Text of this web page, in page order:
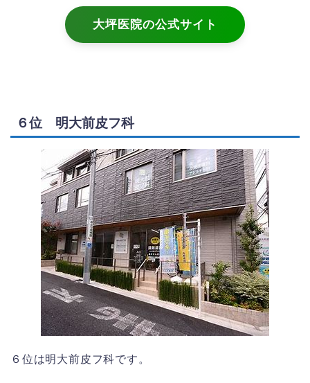
大坪医院の公式サイト
６位 明大前皮フ科
６位は明大前皮フ科です。